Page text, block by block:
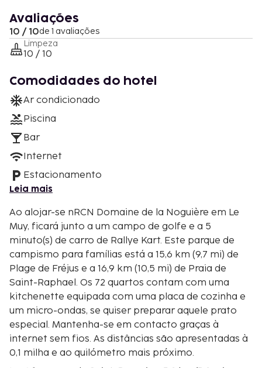
Avaliações
10 / 10de 1 avaliações
Limpeza
10 / 10
Comodidades do hotel
Ar condicionado
Piscina
Bar
Internet
Estacionamento
Leia mais
Ao alojar-se nRCN Domaine de la Noguière em Le
Muy, ficará junto a um campo de golfe e a 5
minuto(s) de carro de Rallye Kart. Este parque de
campismo para famílias está a 15,6 km (9,7 mi) de
Plage de Fréjus e a 16,9 km (10,5 mi) de Praia de
Saint-Raphael. Os 72 quartos contam com uma
kitchenette equipada com uma placa de cozinha e
um micro-ondas, se quiser preparar aquele prato
especial. Mantenha-se em contacto graças à
internet sem fios. As distâncias são apresentadas à
0,1 milha e ao quilómetro mais próximo.